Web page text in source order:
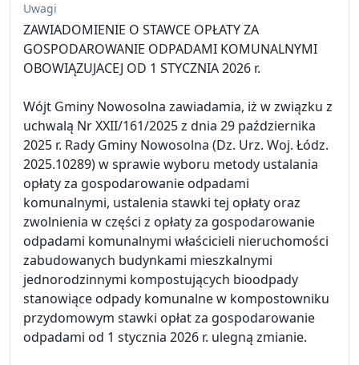
Uwagi
ZAWIADOMIENIE O STAWCE OPŁATY ZA
GOSPODAROWANIE ODPADAMI KOMUNALNYMI
OBOWIĄZUJACEJ OD 1 STYCZNIA 2026 r.
Wójt Gminy Nowosolna zawiadamia, iż w związku z
uchwalą Nr XXII/161/2025 z dnia 29 października
2025 r. Rady Gminy Nowosolna (Dz. Urz. Woj. Łódz.
2025.10289) w sprawie wyboru metody ustalania
opłaty za gospodarowanie odpadami
komunalnymi, ustalenia stawki tej opłaty oraz
zwolnienia w części z opłaty za gospodarowanie
odpadami komunalnymi właścicieli nieruchomości
zabudowanych budynkami mieszkalnymi
jednorodzinnymi kompostujących bioodpady
stanowiące odpady komunalne w kompostowniku
przydomowym stawki opłat za gospodarowanie
odpadami od 1 stycznia 2026 r. ulegną zmianie.